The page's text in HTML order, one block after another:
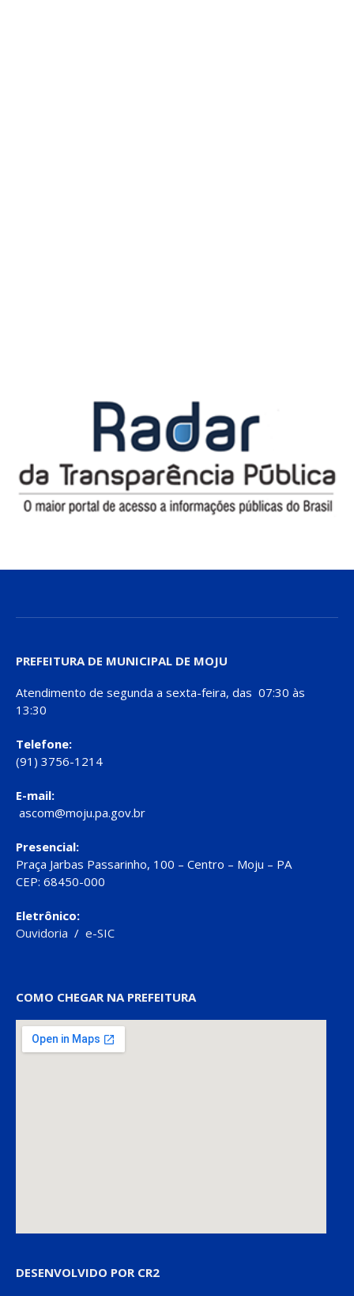
PREFEITURA DE MUNICIPAL DE MOJU
Atendimento de segunda a sexta-feira, das 07:30 às
13:30
Telefone:
(91) 3756-1214
E-mail:
ascom@moju.pa.gov.br
Presencial:
Praça Jarbas Passarinho, 100 – Centro – Moju – PA
CEP: 68450-000
Eletrônico:
Ouvidoria / e-SIC
COMO CHEGAR NA PREFEITURA
DESENVOLVIDO POR CR2